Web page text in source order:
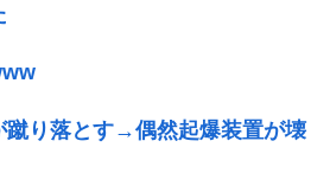
蹴り落とす→偶然起爆装置が壊